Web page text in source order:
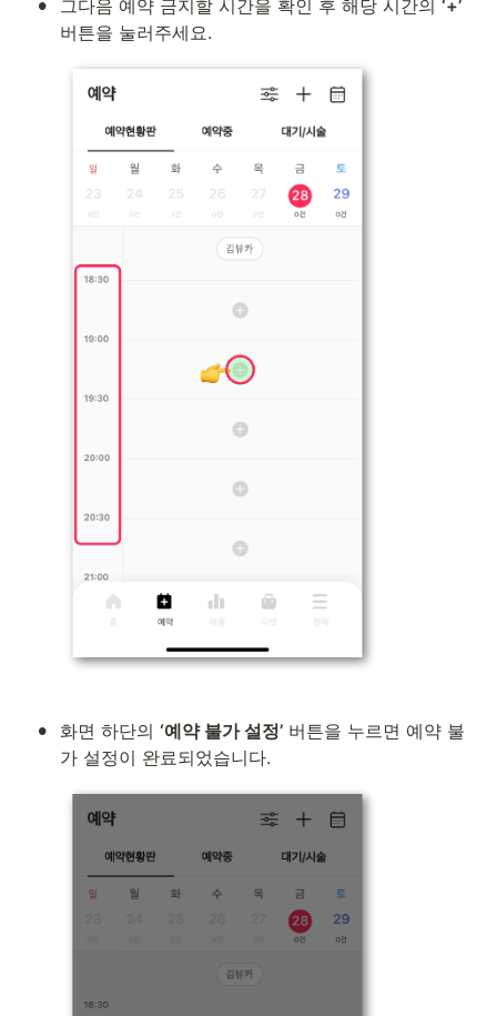
그다음 예약 금지할 시간을 확인 후 해당 시간의 ‘+’
버튼을 눌러주세요.
• 화면 하단의 ‘예약 불가 설정’ 버튼을 누르면 예약 불
가 설정이 완료되었습니다.